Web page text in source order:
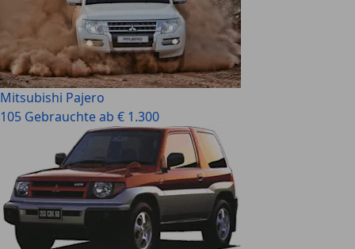
Mitsubishi Pajero
105 Gebrauchte ab € 1.300